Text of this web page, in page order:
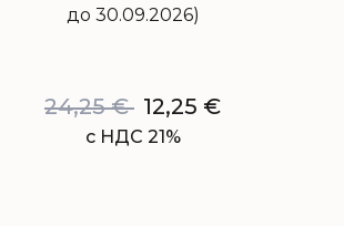
до 30.09.2026)
24,25€ 12,25 €
с НДС 21%